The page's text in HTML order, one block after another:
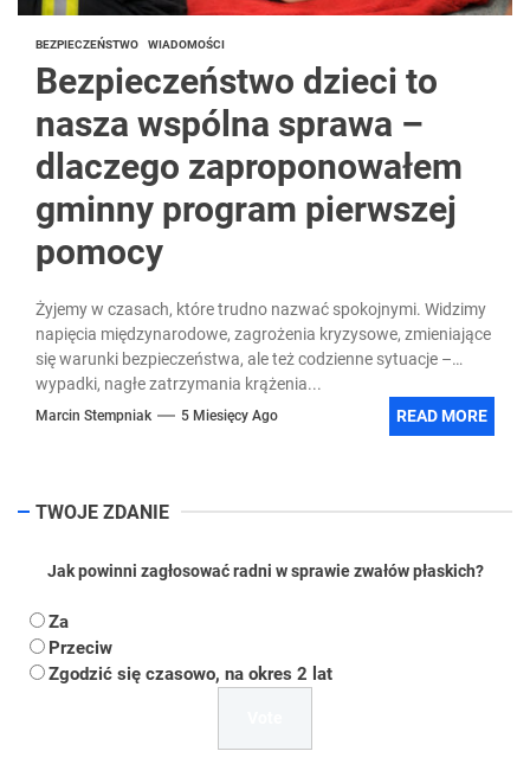
BEZPIECZEŃSTWO WIADOMOŚCI
Bezpieczeństwo dzieci to
nasza wspólna sprawa –
dlaczego zaproponowałem
gminny program pierwszej
pomocy
Żyjemy w czasach, które trudno nazwać spokojnymi. Widzimy
napięcia międzynarodowe, zagrożenia kryzysowe, zmieniające
się warunki bezpieczeństwa, ale też codzienne sytuacje –
wypadki, nagłe zatrzymania krążenia...
Marcin Stempniak 5 Miesięcy Ago READ MORE
TWOJE ZDANIE
Jak powinni zagłosować radni w sprawie zwałów płaskich?
Za
Przeciw
Zgodzić się czasowo, na okres 2 lat